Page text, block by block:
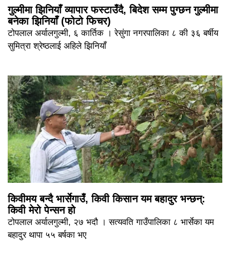
गुल्मीमा झिनियाँ व्यापार फस्टाउँदै, बिदेश सम्म पुग्छन गुल्मीमा
बनेका झिनियाँ (फोटो फिचर)
टोपलाल अर्यालगुल्मी, ६ कार्तिक । रेसुंगा नगरपालिका ८ की ३६ बर्षीय
सुमित्रा श्रेष्ठलाई अहिले झिनियाँ
किवीमय बन्दै भार्सेगाउँ, किवी किसान यम बहादुर भन्छन्:
किवी मेरो पेन्सन हो
टोपलाल अर्यालगुल्मी, २७ भदौ । सत्यवति गाउँपालिका ८ भार्सेका यम
बहादुर थापा ५५ बर्षका भए